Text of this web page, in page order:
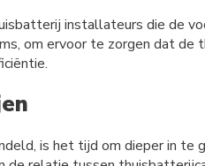
installateurs die de
om ervoor te zorgen dat
is het tijd om dieper in